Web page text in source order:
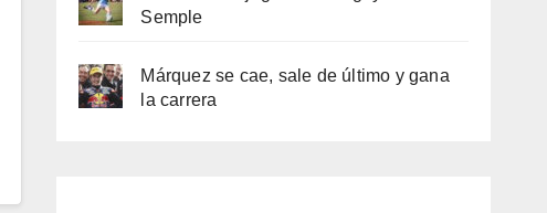
Semple
Márquez se cae, sale de último y gana
la carrera